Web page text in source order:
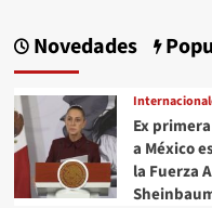
Novedades
Ex
a México
la Fuerza